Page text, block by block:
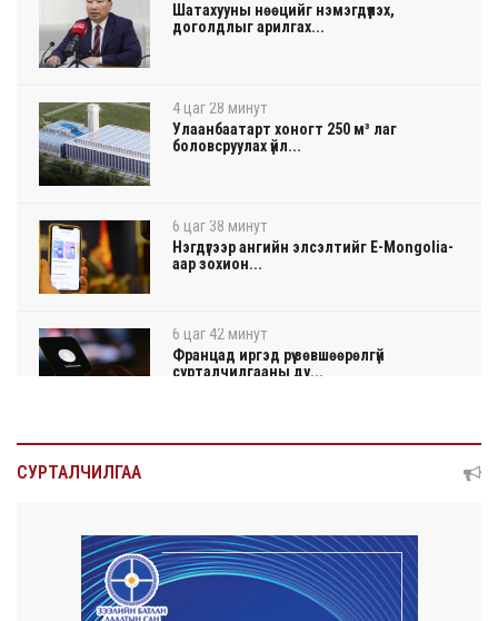
Шатахууны нөөцийг нэмэгдүүлэх,
доголдлыг арилгах...
4 цаг 28 минут
Улаанбаатарт хоногт 250 м³ лаг
боловсруулах үйл...
6 цаг 38 минут
Нэгдүгээр ангийн элсэлтийг E-Mongolia-
аар зохион...
6 цаг 42 минут
Францад иргэд рүү зөвшөөрөлгүй
сурталчилгааны ду...
6 цаг 46 минут
6 цаг 49 минут
Автомашины улсын дугаар сондгой
тоогоор төгссөн ...
СУРТАЛЧИЛГАА